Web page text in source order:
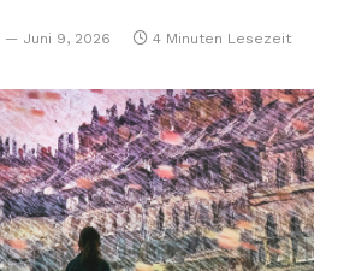
Juni 9, 2026 4 Minuten Lesezeit